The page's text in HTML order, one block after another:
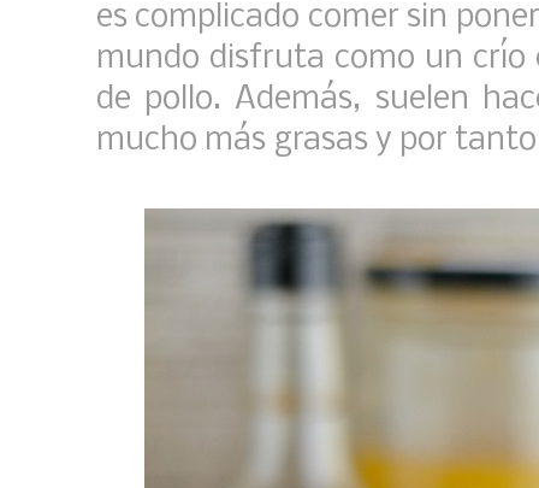
es complicado comer sin
mundo disfruta como un crío
de pollo. Además, suelen
mucho más grasas y por